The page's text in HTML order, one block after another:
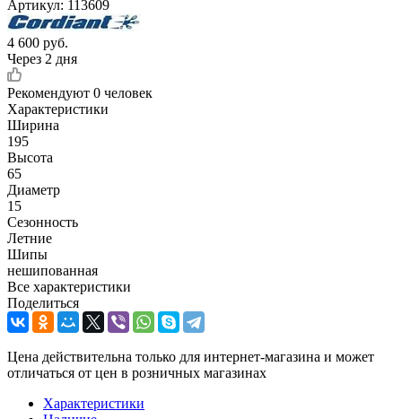
Артикул: 113609
4 600 руб.
Через 2 дня
Рекомендуют 0 человек
Характеристики
Ширина
195
Высота
65
Диаметр
15
Сезонность
Летние
Шипы
нешипованная
Все характеристики
Поделиться
Цена действительна только для интернет-магазина и может
отличаться от цен в розничных магазинах
Характеристики